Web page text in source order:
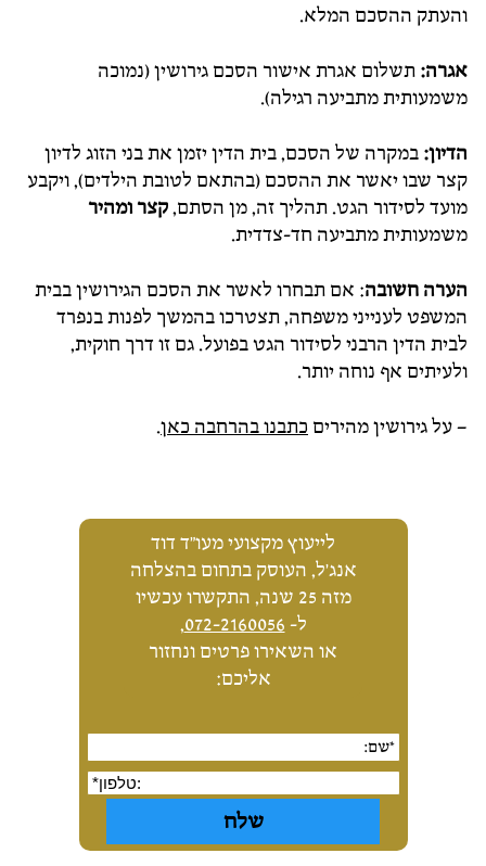
והעתק ההסכם המלא.
אגרה: תשלום אגרת אישור הסכם גירושין (נמוכה
משמעותית מתביעה רגילה).
הדיון: במקרה של הסכם, בית הדין יזמן את בני הזוג לדיון
קצר שבו יאשר את ההסכם (בהתאם לטובת הילדים), ויקבע
מועד לסידור הגט. תהליך זה, מן הסתם,קצר ומהיר
משמעותית מתביעה חד-צדדית.
הערה חשובה: אם תבחרו לאשר את הסכם הגירושין בבית
המשפט לענייני משפחה, תצטרכו בהמשך לפנות בנפרד
לבית הדין הרבני לסידור הגט בפועל. גם זו דרך חוקית,
ולעיתים אף נוחה יותר.
– על גירושין מהירים כתבנו בהרחבה כאן.
לייעוץ מקצועי מעו"ד דוד
אנג'ל, העוסק בתחום בהצלחה
מזה 25 שנה, התקשרו עכשיו
ל- 072-2160056
,
או השאירו פרטים ונחזור
אליכם: